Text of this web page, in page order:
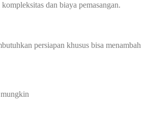
dan biaya pemasangan.
persiapan khusus bisa menambah